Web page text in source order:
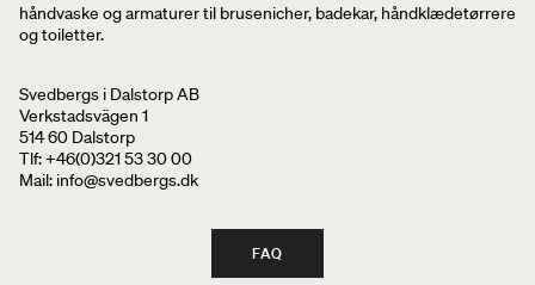
håndvaske og armaturer til brusenicher, badekar, håndklædetørrere
og toiletter.
Svedbergs i Dalstorp AB
Verkstadsvägen 1
514 60 Dalstorp
Tlf: +46(0)321 53 30 00
Mail: info@svedbergs.dk
FAQ